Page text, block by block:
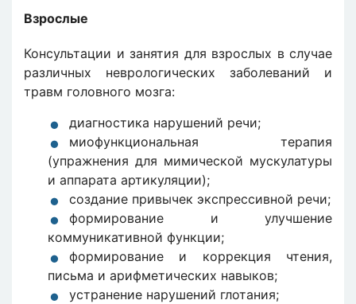
Взрослые
Консультации и занятия для взрослых в случае
различных неврологических заболеваний и
травм головного мозга:
диагностика нарушений речи;
миофункциональная терапия
(упражнения для мимической мускулатуры
и аппарата артикуляции);
создание привычек экспрессивной речи;
формирование и улучшение
коммуникативной функции;
формирование и коррекция чтения,
письма и арифметических навыков;
устранение нарушений глотания;